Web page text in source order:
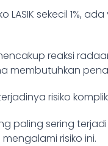
LASIK sekecil 1%,
reaksi
membutuhkan
risiko
paling sering
risiko ini.